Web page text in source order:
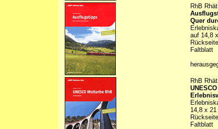
RhB
Quer
auf 14,8
Faltblatt
RhB
14,8 x
Faltblatt